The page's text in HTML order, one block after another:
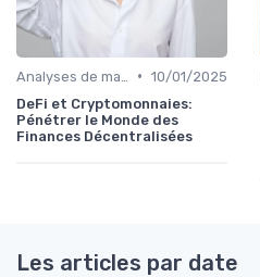
• 10/01/2025
DeFi et Cryptomonnaies:
Pénétrer le Monde des
Finances Décentralisées
Les articles par date